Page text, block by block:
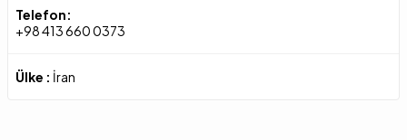
Telefon:
+98 413 660 0373
Ülke : İran